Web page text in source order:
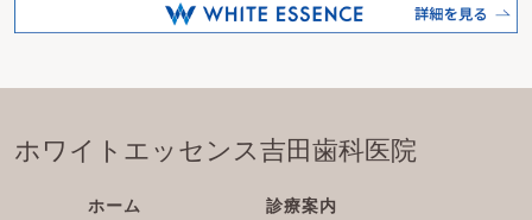
ホワイトエッセンス吉田歯科医院
ホーム 診療案内